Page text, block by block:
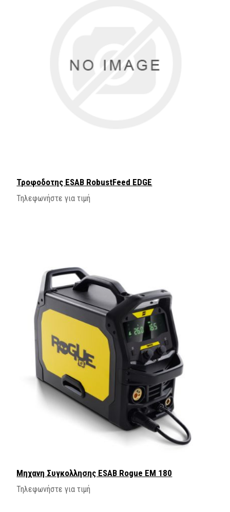
Τροφοδοτης ESAB RobustFeed EDGE
Τηλεφωνήστε για τιμή
Μηχανη Συγκολλησης ESAB Rogue EM 180
Τηλεφωνήστε για τιμή